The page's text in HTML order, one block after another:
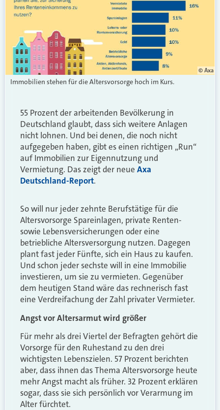
© Axa
Immobilien stehen für die Altersvorsorge hoch im Kurs.
55 Prozent der arbeitenden Bevölkerung in
Deutschland glaubt, dass sich weitere Anlagen
nicht lohnen. Und bei denen, die noch nicht
aufgegeben haben, gibt es einen richtigen „Run“
auf Immobilien zur Eigennutzung und
Vermietung. Das zeigt der neue Axa
Deutschland-Report.
So will nur jeder zehnte Berufstätige für die
Altersvorsorge Spareinlagen, private Renten-
sowie Lebensversicherungen oder eine
betriebliche Altersversorgung nutzen. Dagegen
plant fast jeder Fünfte, sich ein Haus zu kaufen.
Und schon jeder sechste will in eine Immobilie
investieren, um sie zu vermieten. Gegenüber
dem heutigen Stand wäre das rechnerisch fast
eine Verdreifachung der Zahl privater Vermieter.
Angst vor Altersarmut wird größer
Für mehr als drei Viertel der Befragten gehört die
Vorsorge für den Ruhestand zu den drei
wichtigsten Lebenszielen. 57 Prozent berichten
aber, dass ihnen das Thema Altersvorsorge heute
mehr Angst macht als früher. 32 Prozent erklären
sogar, dass sie sich persönlich vor Verarmung im
Alter fürchtet.